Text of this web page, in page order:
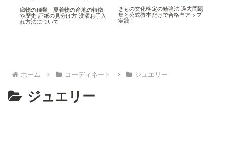
織物の種類 夏着物の産地の特徴
や歴史 証紙の見分け方 洗濯お手入
れ方法について
きもの文化検定の勉強法 過去問題
集と公式教本だけで合格率アップ
実践！
ホーム コーディネート ジュエリー
ジュエリー